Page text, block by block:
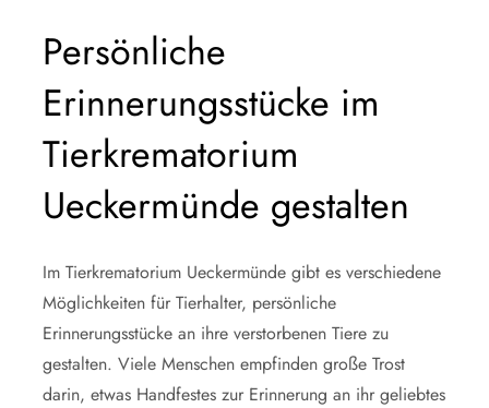
Persönliche
Erinnerungsstücke im
Tierkrematorium
Ueckermünde gestalten
Im Tierkrematorium Ueckermünde gibt es verschiedene
Möglichkeiten für Tierhalter, persönliche
Erinnerungsstücke an ihre verstorbenen Tiere zu
gestalten. Viele Menschen empfinden große Trost
darin, etwas Handfestes zur Erinnerung an ihr geliebtes